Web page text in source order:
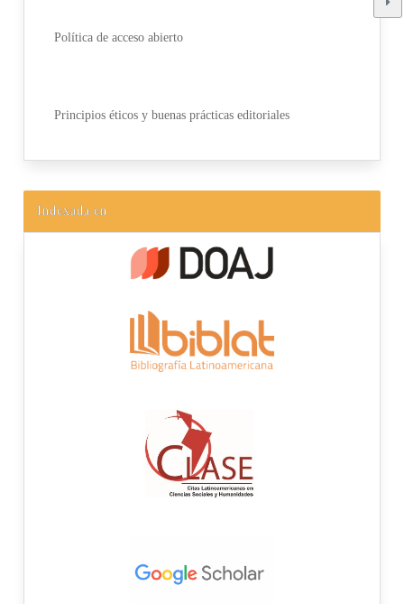
Política de acceso abierto
Principios éticos y buenas prácticas editoriales
Indexada en